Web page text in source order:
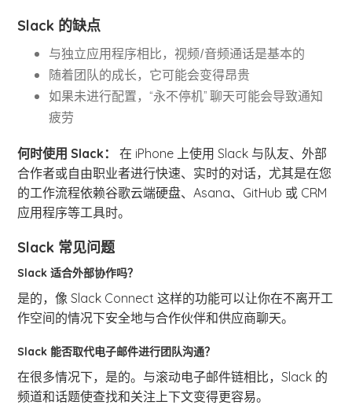
Slack 的缺点
与独立应用程序相比，视频/音频通话是基本的
随着团队的成长，它可能会变得昂贵
如果未进行配置，“永不停机” 聊天可能会导致通知
疲劳
何时使用 Slack：在 iPhone 上使用 Slack 与队友、外部
合作者或自由职业者进行快速、实时的对话，尤其是在您
的工作流程依赖谷歌云端硬盘、Asana、GitHub 或 CRM
应用程序等工具时。
Slack 常见问题
Slack 适合外部协作吗？
是的，像 Slack Connect 这样的功能可以让你在不离开工
作空间的情况下安全地与合作伙伴和供应商聊天。
Slack 能否取代电子邮件进行团队沟通？
在很多情况下，是的。与滚动电子邮件链相比，Slack 的
频道和话题使查找和关注上下文变得更容易。